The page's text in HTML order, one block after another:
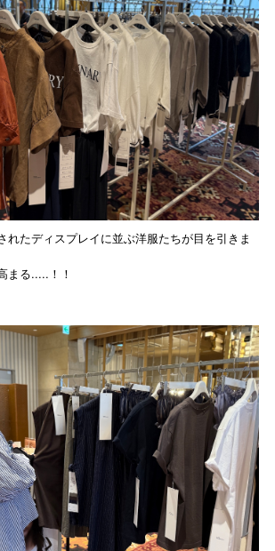
れたディスプレイに並ぶ洋服たちが目を引きま
まる.....！！